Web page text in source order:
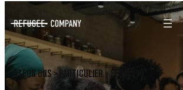
steun ons > particulier > eenmalig